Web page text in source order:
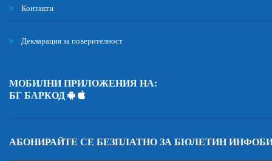
Контакти
Декларация за поверителност
МОБИЛНИ ПРИЛОЖЕНИЯ НА:
БГ БАРКОД
АБОНИРАЙТЕ СЕ БЕЗПЛАТНО ЗА БЮЛЕТИН